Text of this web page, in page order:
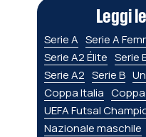
Leggi
Serie A Serie A
Serie A2 Élite Serie
Serie A2 Serie B
Coppa Italia
UEFA Futsal
Nazionale maschile